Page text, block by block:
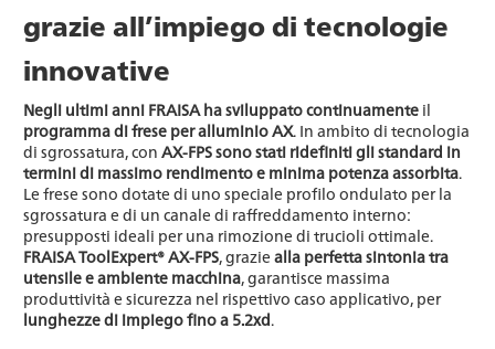
grazie all’impiego di tecnologie
innovative
Negli ultimi anni FRAISA ha sviluppato continuamente il
programma di frese per alluminio AX. In ambito di tecnologia
di sgrossatura, con AX-FPS sono stati ridefiniti gli standard in
termini di massimo rendimento e minima potenza assorbita.
Le frese sono dotate di uno speciale profilo ondulato per la
sgrossatura e di un canale di raffreddamento interno:
presupposti ideali per una rimozione di trucioli ottimale.
FRAISA ToolExpert® AX-FPS, grazie alla perfetta sintonia tra
utensile e ambiente macchina, garantisce massima
produttività e sicurezza nel rispettivo caso applicativo, per
lunghezze di impiego fino a 5.2xd.